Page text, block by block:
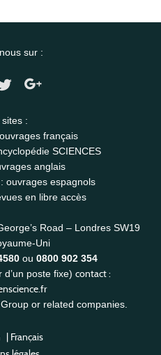
sur :
sites :
français
SCIENCES
anglais
ouvrages espagnols
en libre accès
Road – Londres SW19
Uni
ou 0800 902 354
poste fixe) contact :
or related companies.
| Français